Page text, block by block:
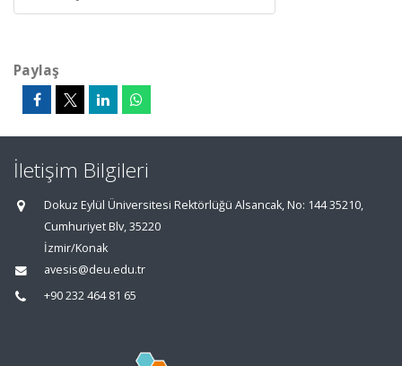
Paylaş
İletişim Bilgileri
Dokuz Eylül Üniversitesi Rektörlüğü Alsancak, No: 144 35210,
Cumhuriyet Blv, 35220
İzmir/Konak
avesis@deu.edu.tr
+90 232 464 81 65